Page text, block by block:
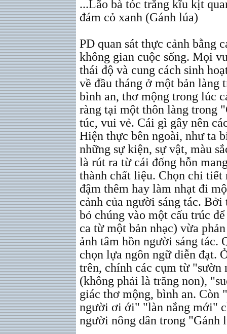
...Lão bà tóc trắng kĩu kịt
đám cỏ xanh (Gánh lúa)
PD quan sát thực cảnh bằng
không gian cuộc sống. Mọi
thái độ và cung cách sinh
về đầu tháng ở một bản
bình an, thơ mộng trong lúc
ràng tại một thôn làng trong
túc, vui vẻ. Cái gì gây nên
Hiện thực bên ngoài, như ta
những sự kiện, sự vật, màu
là rút ra từ cái đống hỗn
thành chất liệu. Chọn chi tiết
đậm thêm hay làm nhạt đi
cảnh của người sáng tác.
bỏ chúng vào một cấu trúc
ca từ một bản nhạc) vừa
ảnh tâm hồn người sáng tác.
chọn lựa ngôn ngữ diễn đạt.
trên, chính các cụm từ
(không phải là trăng non),
giác thơ mộng, bình an. Còn
người ơi ới" "làn nắng mới"
người nông dân trong "Gánh